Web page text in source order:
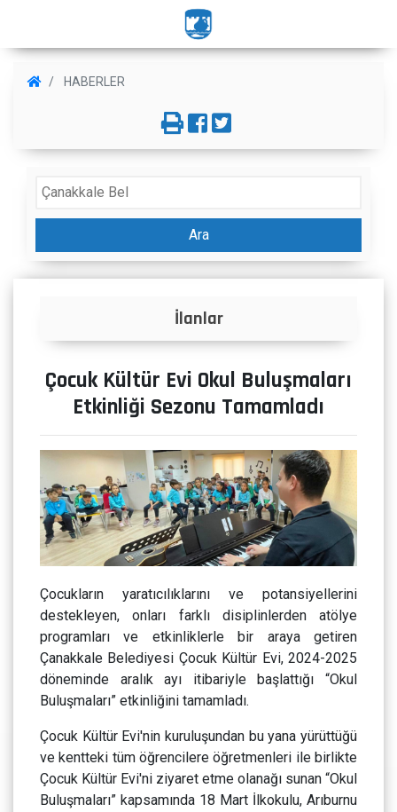
HABERLER
Ara
İlanlar
Çocuk Kültür Evi Okul Buluşmaları
Etkinliği Sezonu Tamamladı
Çocukların yaratıcılıklarını ve potansiyellerini
destekleyen, onları farklı disiplinlerden atölye
programları ve etkinliklerle bir araya getiren
Çanakkale Belediyesi Çocuk Kültür Evi, 2024-2025
döneminde aralık ayı itibariyle başlattığı “Okul
Buluşmaları” etkinliğini tamamladı.
Çocuk Kültür Evi'nin kuruluşundan bu yana yürüttüğü
ve kentteki tüm öğrencilere öğretmenleri ile birlikte
Çocuk Kültür Evi'ni ziyaret etme olanağı sunan “Okul
Buluşmaları” kapsamında 18 Mart İlkokulu, Arıburnu